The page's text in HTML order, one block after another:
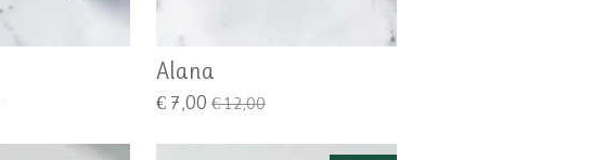
Alana
€ 7,00 € 12,00